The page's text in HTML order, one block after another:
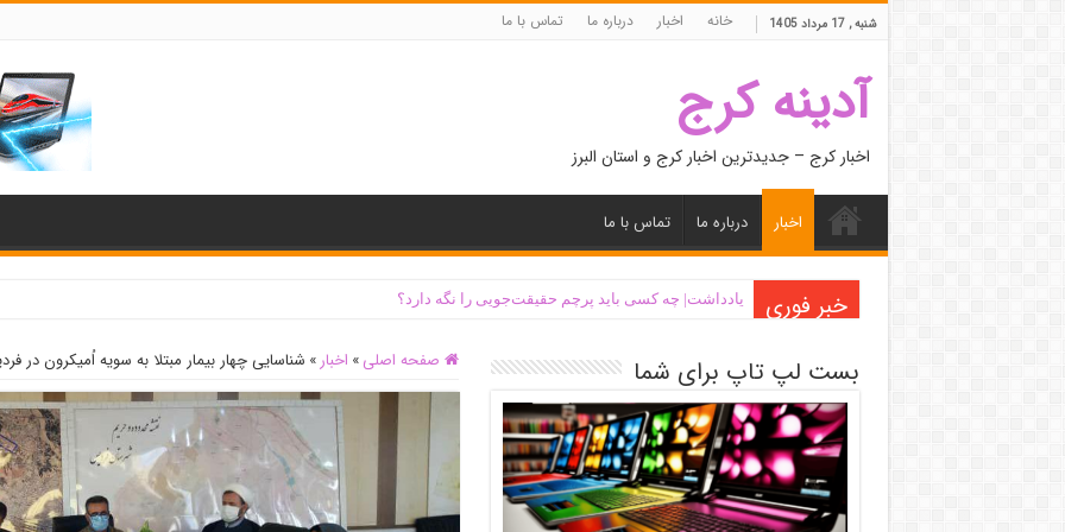
شنبه , 17 مرداد 1405 خانه اخبار درباره ما تماس با ما
آدینه کرج
اخبار کرج – جدیدترین اخبار کرج و استان البرز
اخبار درباره ما تماس با ما
خبر فوری یادداشت| ‌چه کسی باید پرچم حقیقت‌جویی را نگه دارد؟
صفحه اصلی » اخبار » شناسایی چهار بیمار مبتلا به سویه اُمیکرون در بست لپ تاپ برای شما